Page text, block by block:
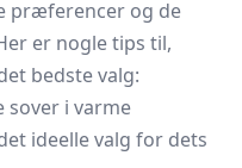
præferencer og de
er nogle tips til,
bedste valg:
sover i varme
ideelle valg for dets